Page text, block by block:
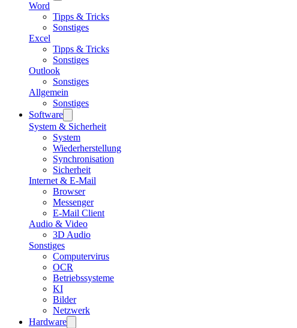
Word
Tipps & Tricks
Sonstiges
Excel
Tipps & Tricks
Sonstiges
Outlook
Sonstiges
Allgemein
Sonstiges
Software
System & Sicherheit
System
Wiederherstellung
Synchronisation
Sicherheit
Internet & E-Mail
Browser
Messenger
E-Mail Client
Audio & Video
3D Audio
Sonstiges
Computervirus
OCR
Betriebssysteme
KI
Bilder
Netzwerk
Hardware